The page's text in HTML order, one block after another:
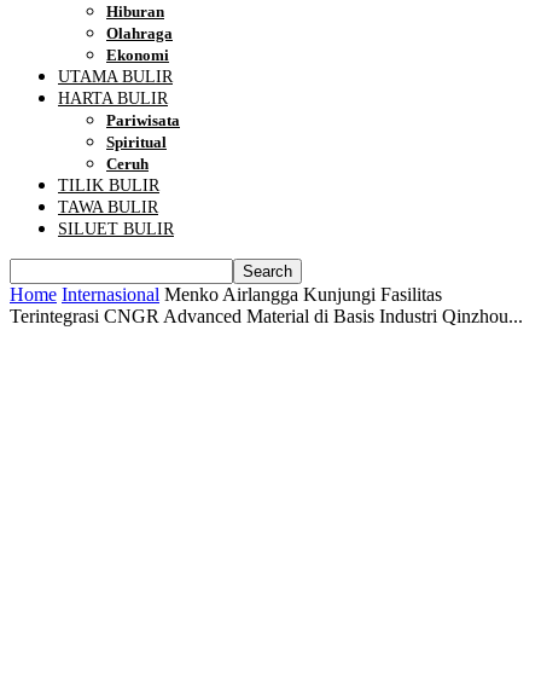
Hiburan
Olahraga
Ekonomi
UTAMA BULIR
HARTA BULIR
Pariwisata
Spiritual
Ceruh
TILIK BULIR
TAWA BULIR
SILUET BULIR
Home Internasional Menko Airlangga Kunjungi Fasilitas
Terintegrasi CNGR Advanced Material di Basis Industri Qinzhou...